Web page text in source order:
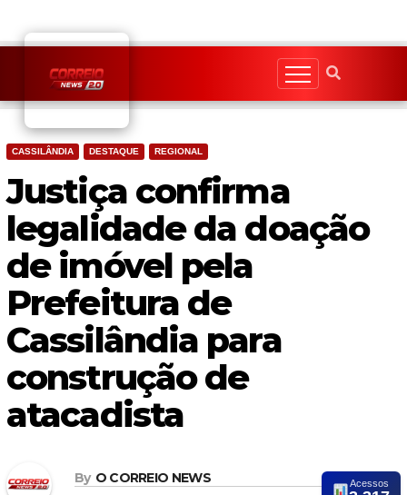
content
CASSILÂNDIA DESTAQUE REGIONAL
Justiça confirma
legalidade da doação
de imóvel pela
Prefeitura de
Cassilândia para
construção de
atacadista
By O CORREIO NEWS Acessos